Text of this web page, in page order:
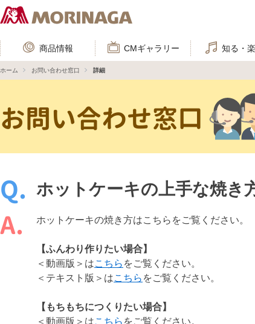
商品情報 CMギャラリー 知る・
ホーム お問い合わせ窓口 詳細
お問い合わせ窓口
ホットケーキの上手な焼き
ホットケーキの焼き方はこちらをご覧ください。
【ふんわり作りたい場合】
＜動画版＞はこちら をご覧ください。
＜テキスト版＞はこちら をご覧ください。
【もちもちにつくりたい場合】
＜動画版＞はこちら をご覧ください。